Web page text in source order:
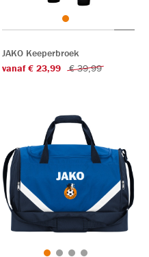
JAKO Keeperbroek
vanaf € 23,99
€ 39,99